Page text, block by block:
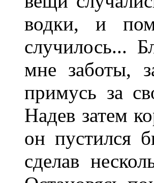
водки, и
случилось...
мне заботы,
примусь за
Надев затем
он пустился
сделав